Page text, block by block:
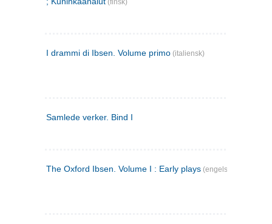
I drammi di Ibsen. Volume primo (italiensk)
Samlede verker. Bind I
The Oxford Ibsen. Volume I : Early plays (engelsk)